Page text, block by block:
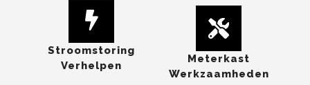
Stroomstoring
Verhelpen
Meterkast
Werkzaamheden